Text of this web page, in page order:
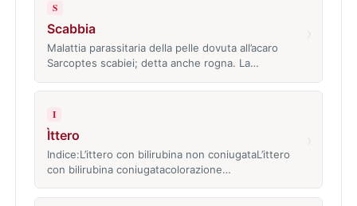
S
Scabbia
Malattia parassitaria della pelle dovuta all’acaro
Sarcoptes scabiei; detta anche rogna. La…
I
Ìttero
Indice:L’ittero con bilirubina non coniugataL’ittero
con bilirubina coniugatacolorazione…